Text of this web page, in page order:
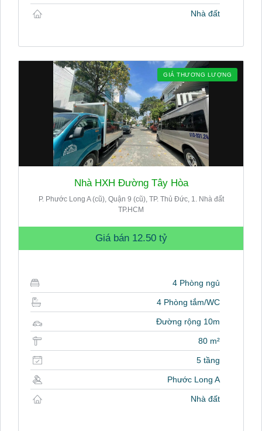
Nhà đất
GIÁ THƯƠNG LƯỢNG
Nhà HXH Đường Tây Hòa
P. Phước Long A (cũ), Quận 9 (cũ), TP. Thủ Đức, 1. Nhà đất
TP.HCM
Giá bán 12.50 tỷ
4 Phòng ngủ
4 Phòng tắm/WC
Đường rộng 10m
80 m²
5 tầng
Phước Long A
Nhà đất